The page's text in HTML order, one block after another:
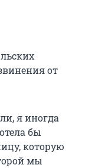
от
я иногда
бы
которую
мы